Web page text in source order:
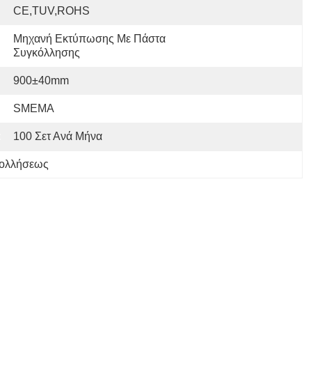
CE,TUV,ROHS
Μηχανή Εκτύπωσης Με Πάστα
Συγκόλλησης
900±40mm
SMEMA
100 Σετ Ανά Μήνα